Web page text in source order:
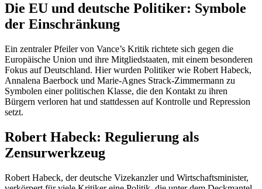
Die EU und deutsche Politiker: Symbole
der Einschränkung
Ein zentraler Pfeiler von Vance’s Kritik richtete sich gegen die
Europäische Union und ihre Mitgliedstaaten, mit einem besonderen
Fokus auf Deutschland. Hier wurden Politiker wie Robert Habeck,
Annalena Baerbock und Marie-Agnes Strack-Zimmermann zu
Symbolen einer politischen Klasse, die den Kontakt zu ihren
Bürgern verloren hat und stattdessen auf Kontrolle und Repression
setzt.
Robert Habeck: Regulierung als
Zensurwerkzeug
Robert Habeck, der deutsche Vizekanzler und Wirtschaftsminister,